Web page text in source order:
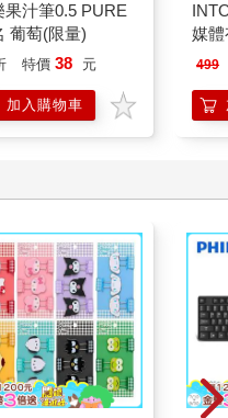
果汁筆0.5 PURE
葡萄(限量)
特價 38 元
加入購物車
媒
101)
499